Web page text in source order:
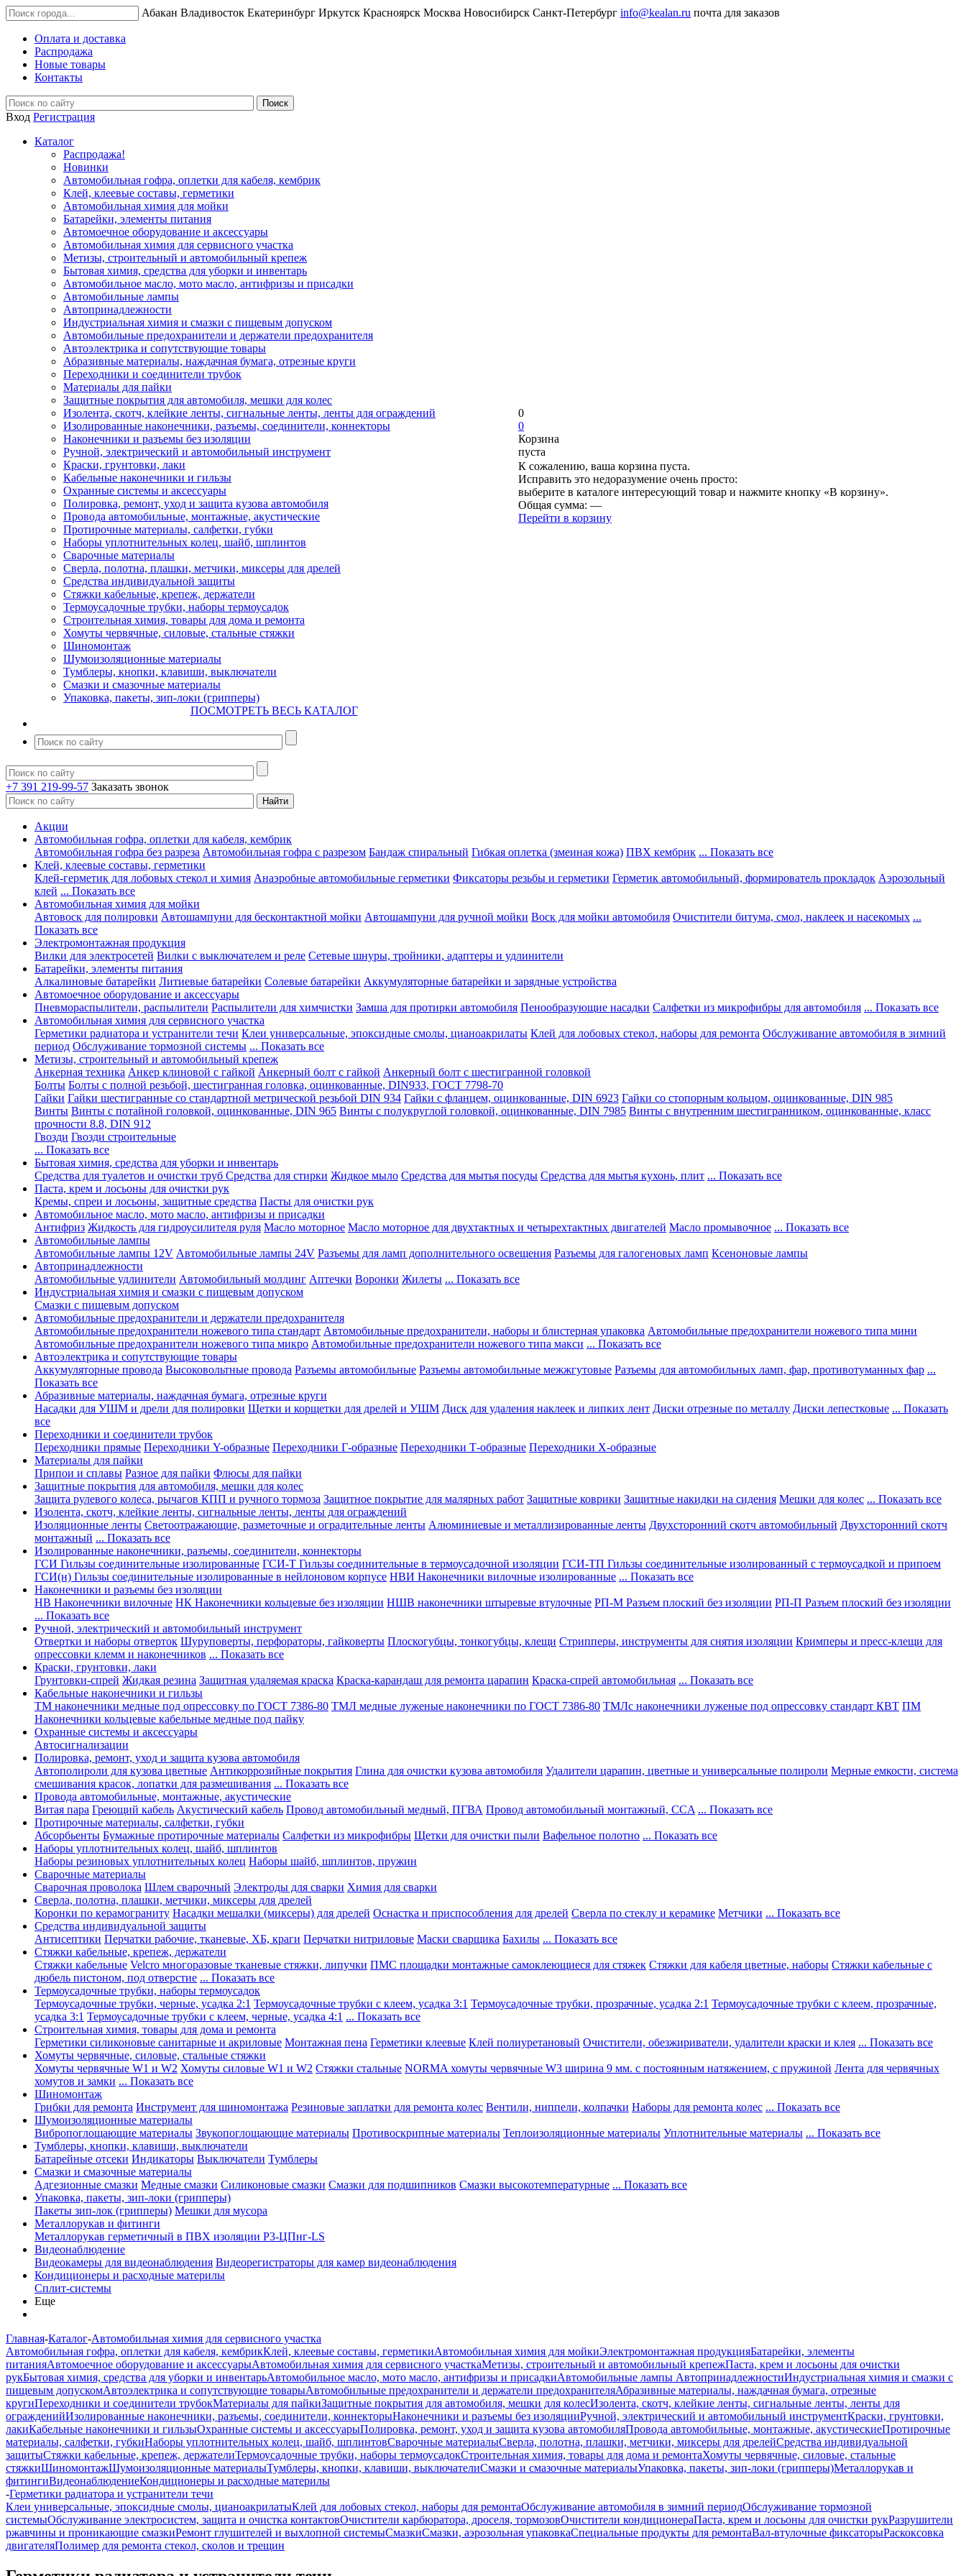
Абакан Владивосток Екатеринбург Иркутск Красноярск Москва Новосибирск Санкт-Петербург info@kealan.ru почта для заказов
Оплата и доставка
Распродажа
Новые товары
Контакты
Вход Регистрация
Каталог
Распродажа!
Новинки
Автомобильная гофра, оплетки для кабеля, кембрик
Клей, клеевые составы, герметики
Автомобильная химия для мойки
Батарейки, элементы питания
Автомоечное оборудование и аксессуары
Автомобильная химия для сервисного участка
Метизы, строительный и автомобильный крепеж
Бытовая химия, средства для уборки и инвентарь
Автомобильное масло, мото масло, антифризы и присадки
Автомобильные лампы
Автопринадлежности
Индустриальная химия и смазки с пищевым допуском
Автомобильные предохранители и держатели предохранителя
Автоэлектрика и сопутствующие товары
Абразивные материалы, наждачная бумага, отрезные круги
Переходники и соединители трубок
Материалы для пайки
Защитные покрытия для автомобиля, мешки для колес
Изолента, скотч, клейкие ленты, сигнальные ленты, ленты для ограждений
Изолированные наконечники, разъемы, соединители, коннекторы
Наконечники и разъемы без изоляции
Ручной, электрический и автомобильный инструмент
Краски, грунтовки, лаки
Кабельные наконечники и гильзы
Охранные системы и аксессуары
Полировка, ремонт, уход и защита кузова автомобиля
Провода автомобильные, монтажные, акустические
Протирочные материалы, салфетки, губки
Наборы уплотнительных колец, шайб, шплинтов
Сварочные материалы
Сверла, полотна, плашки, метчики, миксеры для дрелей
Средства индивидуальной защиты
Стяжки кабельные, крепеж, держатели
Термоусадочные трубки, наборы термоусадок
Строительная химия, товары для дома и ремонта
Хомуты червячные, силовые, стальные стяжки
Шиномонтаж
Шумоизоляционные материалы
Тумблеры, кнопки, клавиши, выключатели
Смазки и смазочные материалы
Упаковка, пакеты, зип-локи (грипперы)
ПОСМОТРЕТЬ ВЕСЬ КАТАЛОГ
+7 391 219-99-57 Заказать звонок
0
0
Корзина
пуста
К сожалению, ваша корзина пуста.
Исправить это недоразумение очень просто:
выберите в каталоге интересующий товар и нажмите кнопку «В корзину».
Общая сумма: —
Перейти в корзину
Акции
Автомобильная гофра, оплетки для кабеля, кембрик
Автомобильная гофра без разреза Автомобильная гофра с разрезом Бандаж спиральный Гибкая оплетка (змеиная кожа) ПВХ кембрик ... Показать все
Клей, клеевые составы, герметики
Клей-герметик для лобовых стекол и химия Анаэробные автомобильные герметики Фиксаторы резьбы и герметики Герметик автомобильный, формирователь прокладок Аэрозольный
клей ... Показать все
Автомобильная химия для мойки
Автовоск для полировки Автошампуни для бесконтактной мойки Автошампуни для ручной мойки Воск для мойки автомобиля Очистители битума, смол, наклеек и насекомых ...
Показать все
Электромонтажная продукция
Вилки для электросетей Вилки с выключателем и реле Сетевые шнуры, тройники, адаптеры и удлинители
Батарейки, элементы питания
Алкалиновые батарейки Литиевые батарейки Солевые батарейки Аккумуляторные батарейки и зарядные устройства
Автомоечное оборудование и аксессуары
Пневмораспылители, распылители Распылители для химчистки Замша для протирки автомобиля Пенообразующие насадки Салфетки из микрофибры для автомобиля ... Показать все
Автомобильная химия для сервисного участка
Герметики радиатора и устранители течи Клеи универсальные, эпоксидные смолы, цианоакрилаты Клей для лобовых стекол, наборы для ремонта Обслуживание автомобиля в зимний
период Обслуживание тормозной системы ... Показать все
Метизы, строительный и автомобильный крепеж
Анкерная техника Анкер клиновой с гайкой Анкерный болт с гайкой Анкерный болт с шестигранной головкой
Болты Болты с полной резьбой, шестигранная головка, оцинкованные, DIN933, ГОСТ 7798-70
Гайки Гайки шестигранные со стандартной метрической резьбой DIN 934 Гайки с фланцем, оцинкованные, DIN 6923 Гайки со стопорным кольцом, оцинкованные, DIN 985
Винты Винты с потайной головкой, оцинкованные, DIN 965 Винты с полукруглой головкой, оцинкованные, DIN 7985 Винты с внутренним шестигранником, оцинкованные, класс
прочности 8.8, DIN 912
Гвозди Гвозди строительные
... Показать все
Бытовая химия, средства для уборки и инвентарь
Средства для туалетов и очистки труб Средства для стирки Жидкое мыло Средства для мытья посуды Средства для мытья кухонь, плит ... Показать все
Паста, крем и лосьоны для очистки рук
Кремы, спреи и лосьоны, защитные средства Пасты для очистки рук
Автомобильное масло, мото масло, антифризы и присадки
Антифриз Жидкость для гидроусилителя руля Масло моторное Масло моторное для двухтактных и четырехтактных двигателей Масло промывочное ... Показать все
Автомобильные лампы
Автомобильные лампы 12V Автомобильные лампы 24V Разъемы для ламп дополнительного освещения Разъемы для галогеновых ламп Ксеноновые лампы
Автопринадлежности
Автомобильные удлинители Автомобильный молдинг Аптечки Воронки Жилеты ... Показать все
Индустриальная химия и смазки с пищевым допуском
Смазки с пищевым допуском
Автомобильные предохранители и держатели предохранителя
Автомобильные предохранители ножевого типа стандарт Автомобильные предохранители, наборы и блистерная упаковка Автомобильные предохранители ножевого типа мини
Автомобильные предохранители ножевого типа микро Автомобильные предохранители ножевого типа макси ... Показать все
Автоэлектрика и сопутствующие товары
Аккумуляторные провода Высоковольтные провода Разъемы автомобильные Разъемы автомобильные межжгутовые Разъемы для автомобильных ламп, фар, противотуманных фар ...
Показать все
Абразивные материалы, наждачная бумага, отрезные круги
Насадки для УШМ и дрели для полировки Щетки и корщетки для дрелей и УШМ Диск для удаления наклеек и липких лент Диски отрезные по металлу Диски лепестковые ... Показать
все
Переходники и соединители трубок
Переходники прямые Переходники Y-образные Переходники Г-образные Переходники Т-образные Переходники Х-образные
Материалы для пайки
Припои и сплавы Разное для пайки Флюсы для пайки
Защитные покрытия для автомобиля, мешки для колес
Защита рулевого колеса, рычагов КПП и ручного тормоза Защитное покрытие для малярных работ Защитные коврики Защитные накидки на сидения Мешки для колес ... Показать все
Изолента, скотч, клейкие ленты, сигнальные ленты, ленты для ограждений
Изоляционные ленты Светоотражающие, разметочные и оградительные ленты Алюминиевые и металлизированные ленты Двухсторонний скотч автомобильный Двухсторонний скотч
монтажный ... Показать все
Изолированные наконечники, разъемы, соединители, коннекторы
ГСИ Гильзы соединительные изолированные ГСИ-Т Гильзы соединительные в термоусадочной изоляции ГСИ-ТП Гильзы соединительные изолированный с термоусадкой и припоем
ГСИ(н) Гильзы соединительные изолированные в нейлоновом корпусе НВИ Наконечники вилочные изолированные ... Показать все
Наконечники и разъемы без изоляции
НВ Наконечники вилочные НК Наконечники кольцевые без изоляции НШВ наконечники штыревые втулочные РП-М Разъем плоский без изоляции РП-П Разъем плоский без изоляции
... Показать все
Ручной, электрический и автомобильный инструмент
Отвертки и наборы отверток Шуруповерты, перфораторы, гайковерты Плоскогубцы, тонкогубцы, клещи Стрипперы, инструменты для снятия изоляции Кримперы и пресс-клещи для
опрессовки клемм и наконечников ... Показать все
Краски, грунтовки, лаки
Грунтовки-спрей Жидкая резина Защитная удаляемая краска Краска-карандаш для ремонта царапин Краска-спрей автомобильная ... Показать все
Кабельные наконечники и гильзы
ТМ наконечники медные под опрессовку по ГОСТ 7386-80 ТМЛ медные луженые наконечники по ГОСТ 7386-80 ТМЛс наконечники луженые под опрессовку стандарт КВТ ПМ
Наконечники кольцевые кабельные медные под пайку
Охранные системы и аксессуары
Автосигнализации
Полировка, ремонт, уход и защита кузова автомобиля
Автополироли для кузова цветные Антикоррозийные покрытия Глина для очистки кузова автомобиля Удалители царапин, цветные и универсальные полироли Мерные емкости, система
смешивания красок, лопатки для размешивания ... Показать все
Провода автомобильные, монтажные, акустические
Витая пара Греющий кабель Акустический кабель Провод автомобильный медный, ПГВА Провод автомобильный монтажный, CCA ... Показать все
Протирочные материалы, салфетки, губки
Абсорбьенты Бумажные протирочные материалы Салфетки из микрофибры Щетки для очистки пыли Вафельное полотно ... Показать все
Наборы уплотнительных колец, шайб, шплинтов
Наборы резиновых уплотнительных колец Наборы шайб, шплинтов, пружин
Сварочные материалы
Сварочная проволока Шлем сварочный Электроды для сварки Химия для сварки
Сверла, полотна, плашки, метчики, миксеры для дрелей
Коронки по керамограниту Насадки мешалки (миксеры) для дрелей Оснастка и приспособления для дрелей Сверла по стеклу и керамике Метчики ... Показать все
Средства индивидуальной защиты
Антисептики Перчатки рабочие, тканевые, ХБ, краги Перчатки нитриловые Маски сварщика Бахилы ... Показать все
Стяжки кабельные, крепеж, держатели
Стяжки кабельные Velcro многоразовые тканевые стяжки, липучки ПМС площадки монтажные самоклеющиеся для стяжек Стяжки для кабеля цветные, наборы Стяжки кабельные с
дюбель пистоном, под отверстие ... Показать все
Термоусадочные трубки, наборы термоусадок
Термоусадочные трубки, черные, усадка 2:1 Термоусадочные трубки с клеем, усадка 3:1 Термоусадочные трубки, прозрачные, усадка 2:1 Термоусадочные трубки с клеем, прозрачные,
усадка 3:1 Термоусадочные трубки с клеем, черные, усадка 4:1 ... Показать все
Строительная химия, товары для дома и ремонта
Герметики силиконовые санитарные и акриловые Монтажная пена Герметики клеевые Клей полиуретановый Очистители, обезжириватели, удалители краски и клея ... Показать все
Хомуты червячные, силовые, стальные стяжки
Хомуты червячные W1 и W2 Хомуты силовые W1 и W2 Стяжки стальные NORMA хомуты червячные W3 ширина 9 мм. с постоянным натяжением, с пружиной Лента для червячных
хомутов и замки ... Показать все
Шиномонтаж
Грибки для ремонта Инструмент для шиномонтажа Резиновые заплатки для ремонта колес Вентили, ниппели, колпачки Наборы для ремонта колес ... Показать все
Шумоизоляционные материалы
Вибропоглощающие материалы Звукопоглощающие материалы Противоскрипные материалы Теплоизоляционные материалы Уплотнительные материалы ... Показать все
Тумблеры, кнопки, клавиши, выключатели
Батарейные отсеки Индикаторы Выключатели Тумблеры
Смазки и смазочные материалы
Адгезионные смазки Медные смазки Силиконовые смазки Смазки для подшипников Смазки высокотемпературные ... Показать все
Упаковка, пакеты, зип-локи (грипперы)
Пакеты зип-лок (грипперы) Мешки для мусора
Металлорукав и фитинги
Металлорукав герметичный в ПВХ изоляции Р3-ЦПнг-LS
Видеонаблюдение
Видеокамеры для видеонаблюдения Видеорегистраторы для камер видеонаблюдения
Кондиционеры и расходные материлы
Сплит-системы
Еще
Главная-Каталог-Автомобильная химия для сервисного участка
Автомобильная гофра, оплетки для кабеля, кембрикКлей, клеевые составы, герметикиАвтомобильная химия для мойкиЭлектромонтажная продукцияБатарейки, элементы
питанияАвтомоечное оборудование и аксессуарыАвтомобильная химия для сервисного участкаМетизы, строительный и автомобильный крепежПаста, крем и лосьоны для очистки
рукБытовая химия, средства для уборки и инвентарьАвтомобильное масло, мото масло, антифризы и присадкиАвтомобильные лампы АвтопринадлежностиИндустриальная химия и смазки с
пищевым допускомАвтоэлектрика и сопутствующие товарыАвтомобильные предохранители и держатели предохранителяАбразивные материалы, наждачная бумага, отрезные
кругиПереходники и соединители трубокМатериалы для пайкиЗащитные покрытия для автомобиля, мешки для колесИзолента, скотч, клейкие ленты, сигнальные ленты, ленты для
огражденийИзолированные наконечники, разъемы, соединители, коннекторыНаконечники и разъемы без изоляцииРучной, электрический и автомобильный инструментКраски, грунтовки,
лакиКабельные наконечники и гильзыОхранные системы и аксессуарыПолировка, ремонт, уход и защита кузова автомобиляПровода автомобильные, монтажные, акустическиеПротирочные
материалы, салфетки, губкиНаборы уплотнительных колец, шайб, шплинтовСварочные материалыСверла, полотна, плашки, метчики, миксеры для дрелейСредства индивидуальной
защитыСтяжки кабельные, крепеж, держателиТермоусадочные трубки, наборы термоусадокСтроительная химия, товары для дома и ремонтаХомуты червячные, силовые, стальные
стяжкиШиномонтажШумоизоляционные материалыТумблеры, кнопки, клавиши, выключателиСмазки и смазочные материалыУпаковка, пакеты, зип-локи (грипперы)Металлорукав и
фитингиВидеонаблюдениеКондиционеры и расходные материлы
-Герметики радиатора и устранители течи
Клеи универсальные, эпоксидные смолы, цианоакрилатыКлей для лобовых стекол, наборы для ремонтаОбслуживание автомобиля в зимний периодОбслуживание тормозной
системыОбслуживание электросистем, защита и очистка контактовОчистители карбюратора, дроселя, тормозовОчистители кондиционераПаста, крем и лосьоны для очистки рукРазрушители
ржавчины и проникающие смазкиРемонт глушителей и выхлопной системыСмазкиСмазки, аэрозольная упаковкаСпециальные продукты для ремонтаВал-втулочные фиксаторыРаскоксовка
двигателяПолимер для ремонта стекол, сколов и трещин